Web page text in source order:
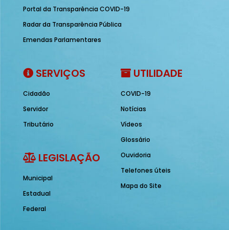
Portal da Transparência COVID-19
Radar da Transparência Pública
Emendas Parlamentares
SERVIÇOS
Cidadão
Servidor
Tributário
LEGISLAÇÃO
Municipal
Estadual
Federal
UTILIDADE
COVID-19
Notícias
Vídeos
Glossário
Ouvidoria
Telefones úteis
Mapa do Site